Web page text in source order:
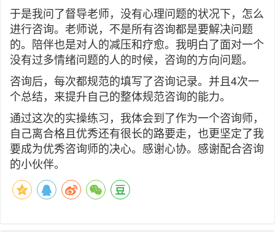
于是我问了督导老师，没有心理问题的状况下，怎么
进行咨询。老师说，不是所有咨询都是要解决问题
的。陪伴也是对人的减压和疗愈。我明白了面对一个
没有过多情绪问题的人的时候，咨询的方向问题。
咨询后，每次都规范的填写了咨询记录。并且4次一
个总结，来提升自己的整体规范咨询的能力。
通过这次的实操练习，我体会到了作为一个咨询师，
自己离合格且优秀还有很长的路要走，也更坚定了我
要成为优秀咨询师的决心。感谢心协。感谢配合咨询
的小伙伴。